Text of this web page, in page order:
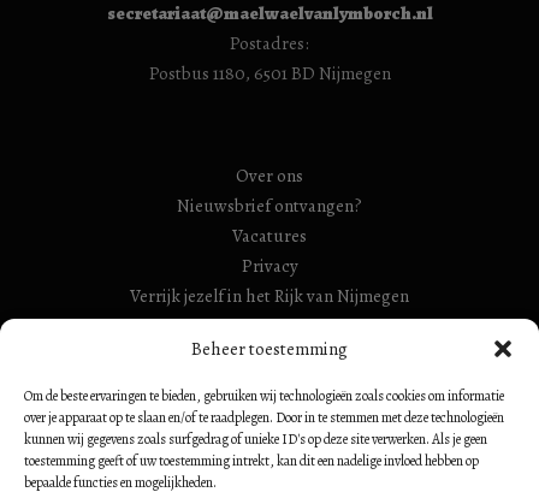
Beheer toestemming
Om de beste ervaringen te bieden, gebruiken wij technologieën zoals cookies om informatie
over je apparaat op te slaan en/of te raadplegen. Door in te stemmen met deze technologieën
kunnen wij gegevens zoals surfgedrag of unieke ID's op deze site verwerken. Als je geen
toestemming geeft of uw toestemming intrekt, kan dit een nadelige invloed hebben op
bepaalde functies en mogelijkheden.
secretariaat@maelwaelvanlymborch.nl
Postadres:
Postbus 1180, 6501 BD Nijmegen
Over ons
Nieuwsbrief ontvangen?
Vacatures
Privacy
Verrijk jezelf in het Rijk van Nijmegen
RSIN Gebroeders Van Limburg Huis (ook: Maelwael van
RSIN Stiching Maelwael Van Lymborch: 813106680